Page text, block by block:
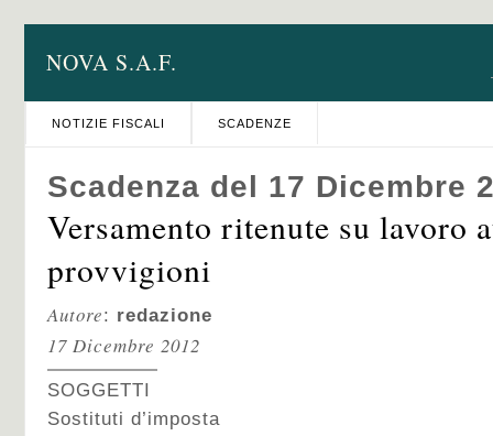
NOVA S.A.F.
NOTIZIE FISCALI SCADENZE
Scadenza del 17 Dicembre
Versamento ritenute su lavoro
provvigioni
Autore: redazione
17 Dicembre 2012
SOGGETTI
Sostituti d’imposta